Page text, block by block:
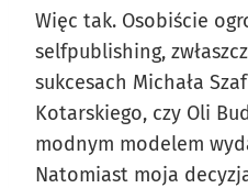
Więc tak. Osobiście
selfpublishing,
sukcesach Michała
Kotarskiego, czy Oli
modnym modelem
Natomiast moja